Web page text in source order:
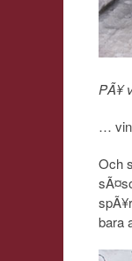
PÃ¥
…
Och
bara